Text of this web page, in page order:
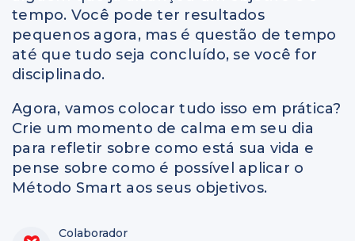
tempo. Você pode ter resultados
pequenos agora, mas é questão de tempo
até que tudo seja concluído, se você for
disciplinado.
Agora, vamos colocar tudo isso em prática?
Crie um momento de calma em seu dia
para refletir sobre como está sua vida e
pense sobre como é possível aplicar o
Método Smart aos seus objetivos.
Colaborador